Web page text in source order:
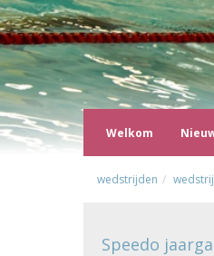
Welkom
wedstrijden
Speedo